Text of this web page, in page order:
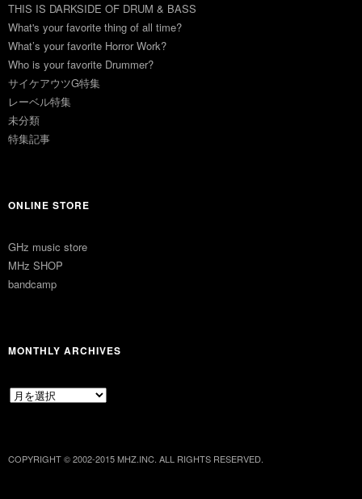
THIS IS DARKSIDE OF DRUM & BASS
What's your favorite thing of all time?
What’s your favorite Horror Work?
Who is your favorite Drummer?
サイケアウツG特集
レーベル特集
未分類
特集記事
ONLINE STORE
GHz music store
MHz SHOP
bandcamp
MONTHLY ARCHIVES
MONTHLY
COPYRIGHT © 2002-2015 MHZ.INC. ALL RIGHTS RESERVED.